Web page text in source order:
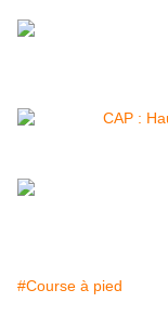
#Course à pied